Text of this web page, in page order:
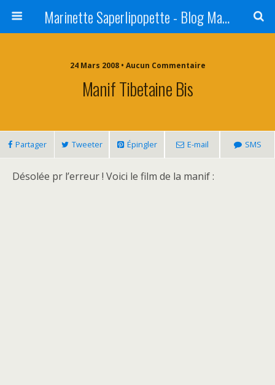
Marinette Saperlipopette - Blog Maman Angers Lifestyle - Ex Expat Montréal
24 Mars 2008 • Aucun Commentaire
Manif Tibetaine Bis
Partager Tweeter Épingler E-mail SMS
Désolée pr l’erreur ! Voici le film de la manif :